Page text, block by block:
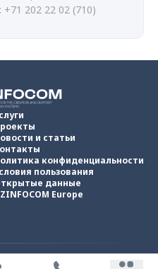
202 22 02 (710)
и статьи
конфиденциальности
пользования
данные
Europe
Все права защищены